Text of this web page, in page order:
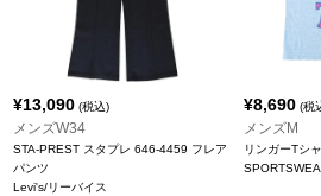
¥13,090 (税込)
メンズW34
STA-PREST スタプレ 646-4459 フレア
パンツ
Levi's/リーバイス
¥8,690 (税
メンズM
リンガーTシ